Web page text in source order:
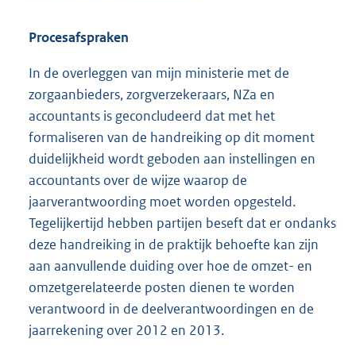
Procesafspraken
In de overleggen van mijn ministerie met de
zorgaanbieders, zorgverzekeraars, NZa en
accountants is geconcludeerd dat met het
formaliseren van de handreiking op dit moment
duidelijkheid wordt geboden aan instellingen en
accountants over de wijze waarop de
jaarverantwoording moet worden opgesteld.
Tegelijkertijd hebben partijen beseft dat er ondanks
deze handreiking in de praktijk behoefte kan zijn
aan aanvullende duiding over hoe de omzet- en
omzetgerelateerde posten dienen te worden
verantwoord in de deelverantwoordingen en de
jaarrekening over 2012 en 2013.